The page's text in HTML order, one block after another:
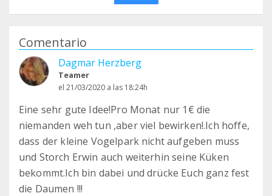
Comentario
Dagmar Herzberg
Teamer
el 21/03/2020 a las 18:24h
Eine sehr gute Idee!Pro Monat nur 1€ die
niemanden weh tun ,aber viel bewirken!.Ich hoffe,
dass der kleine Vogelpark nicht aufgeben muss
und Storch Erwin auch weiterhin seine Küken
bekommt.Ich bin dabei und drücke Euch ganz fest
die Daumen !!!